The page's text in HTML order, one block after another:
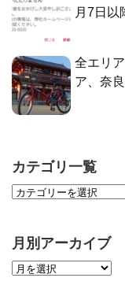
月7日以
全エリ
ア、奈
カテゴリ一覧
月別アーカイブ